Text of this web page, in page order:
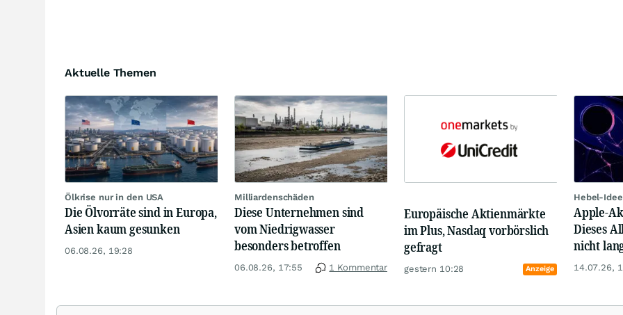
Aktuelle Themen
Ölkrise nur in den USA
Die Ölvorräte sind in Europa,
Asien kaum gesunken
06.08.26, 19:28
Milliardenschäden
Diese Unternehmen sind
vom Niedrigwasser
besonders betroffen
06.08.26, 17:55 1 Kommentar
Europäische Aktienmärkte
im Plus, Nasdaq vorbörslich
gefragt
gestern 10:28 Anzeige
Hebel-
Apple-
Dieses
nicht
14.07.26,